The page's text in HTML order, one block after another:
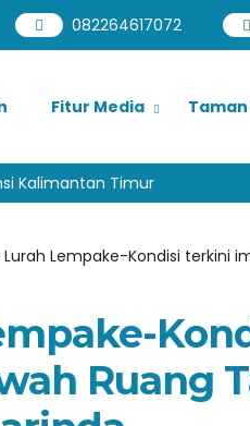
082264617072
Fitur Media
Kalimantan Timur
Lempake-Kondisi terkini
Ruang